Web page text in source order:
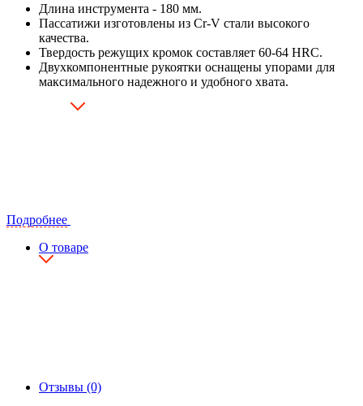
Длина инструмента - 180 мм.
Пассатижи изготовлены из Cr-V стали высокого
качества.
Твердость режущих кромок составляет 60-64 HRC.
Двухкомпонентные рукоятки оснащены упорами для
максимального надежного и удобного хвата.
Подробнее
О товаре
Отзывы (0)